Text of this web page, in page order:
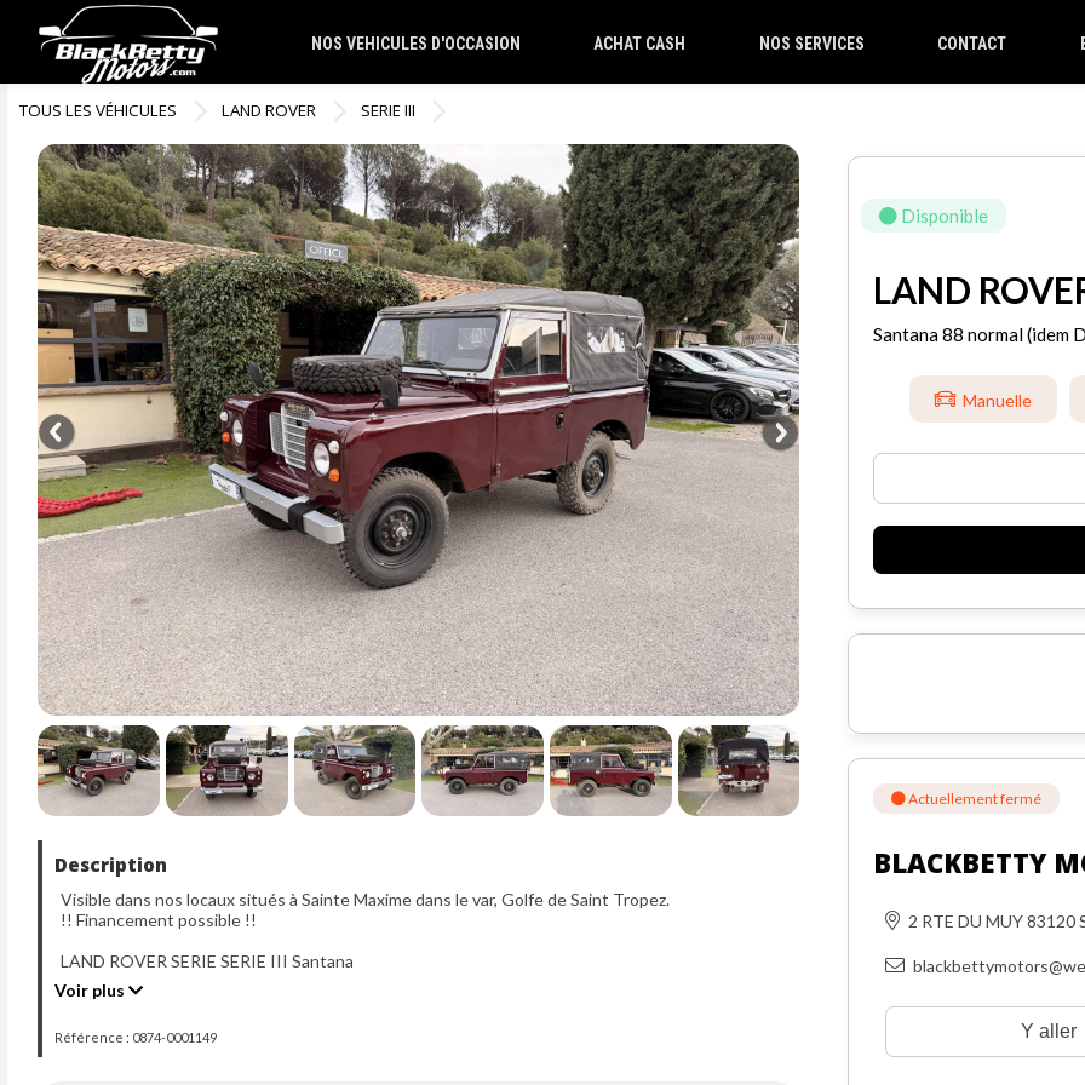
NOS VEHICULES D'OCCASION ACHAT CASH NOS SERVICES CONTACT
TOUS LES VÉHICULES LAND ROVER SERIE III
Description
Visible dans nos locaux situés à Sainte Maxime dans le var, Golfe de Saint Tropez.
!! Financement possible !!
LAND ROVER SERIE SERIE III Santana
88 normal (idem Defender)
Kilométrage compteur : 75560
Voir plus
Référence : 0874-0001149
Disponible
LAND
Santana 88 normal (idem
Manuelle
Actuellement fermé
BLACKBETTY
2 RTE DU MUY 83120
Y aller